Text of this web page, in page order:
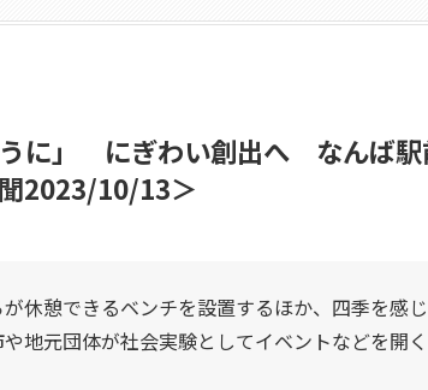
うに」 にぎわい創出へ なんば駅
2023/10/13＞
休憩できるベンチを設置するほか、四季を感
地元団体が社会実験としてイベントなどを開